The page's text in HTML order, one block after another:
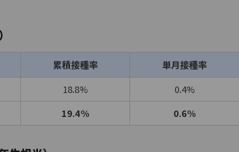
累積接種率 単月接種率
18.8% 0.4%
19.4% 0.6%